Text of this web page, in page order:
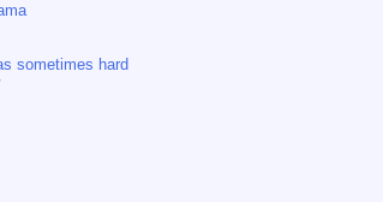
sometimes hard